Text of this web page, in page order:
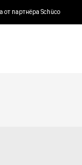
от партнёра Schüco